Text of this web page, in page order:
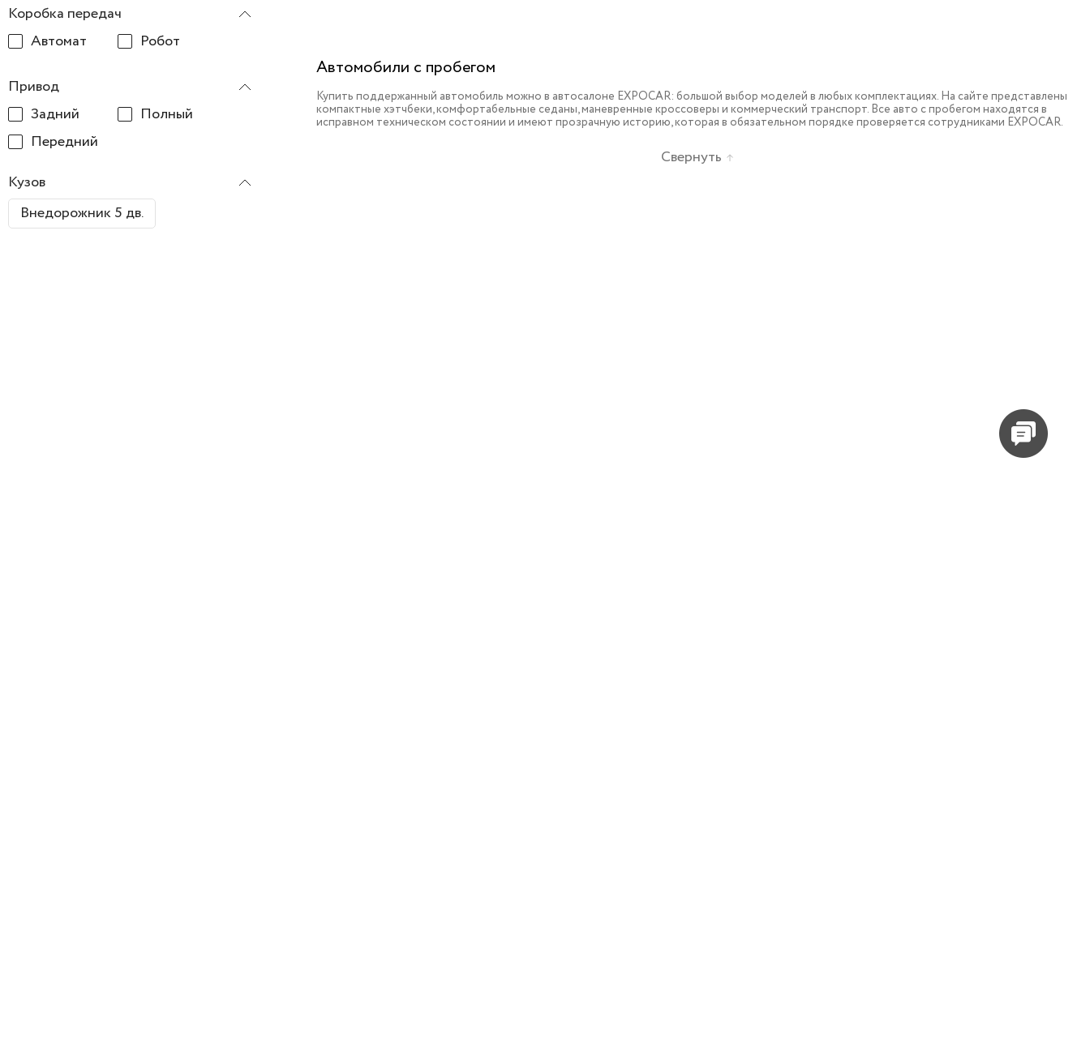
Коробка передач
Автомат
Робот
Привод
Задний
Полный
Передний
Кузов
Внедорожник 5 дв.
Автомобили с пробегом
Купить поддержанный автомобиль можно в автосалоне EXPOCAR: большой выбор моделей в любых комплектациях. На сайте представлены
компактные хэтчбеки, комфортабельные седаны, маневренные кроссоверы и коммерческий транспорт. Все авто с пробегом находятся в
исправном техническом состоянии и имеют прозрачную историю, которая в обязательном порядке проверяется сотрудниками EXPOCAR.
Свернуть